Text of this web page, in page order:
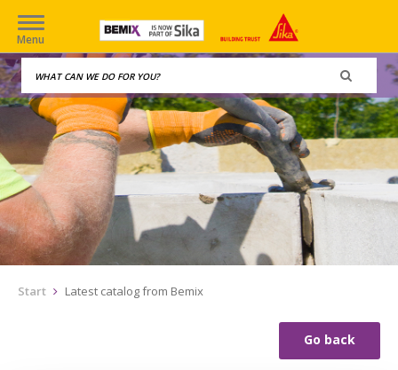
Menu
Start Latest catalog from Bemix
Go back